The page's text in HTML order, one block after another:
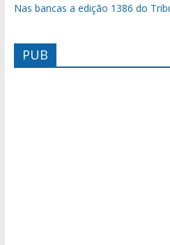
Nas bancas a edição 1386 do
PUB